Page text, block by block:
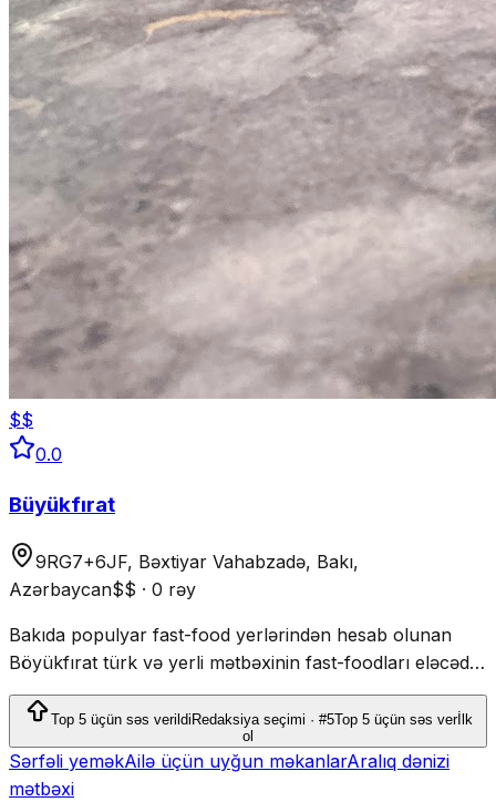
$$
0.0
Büyükfırat
9RG7+6JF, Bəxtiyar Vahabzadə, Bakı,
Azərbaycan$$ · 0 rəy
Bakıda populyar fast-food yerlərindən hesab olunan
Böyükfırat türk və yerli mətbəxinin fast-foodları eləcədə
kabab, lahmacun və sair tez hazır olan yeməkləri ilə
məşhurdur.
Top 5 üçün səs verildi Redaksiya seçimi · #5Top 5 üçün səs verİlk
ol
Sərfəli yeməkAilə üçün uyğun məkanlarAralıq dənizi
mətbəxi